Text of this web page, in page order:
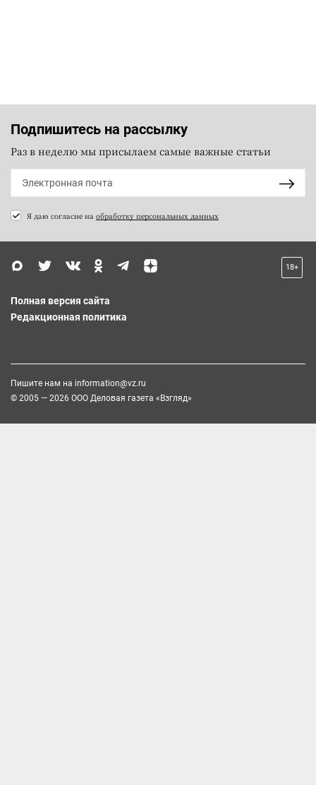
Подпишитесь на рассылку
Раз в неделю мы присылаем самые важные статьи
Я даю согласие на обработку персональных данных
18+
Полная версия сайта
Редакционная политика
Пишите нам на information@vz.ru
© 2005 — 2026 ООО Деловая газета «Взгляд»